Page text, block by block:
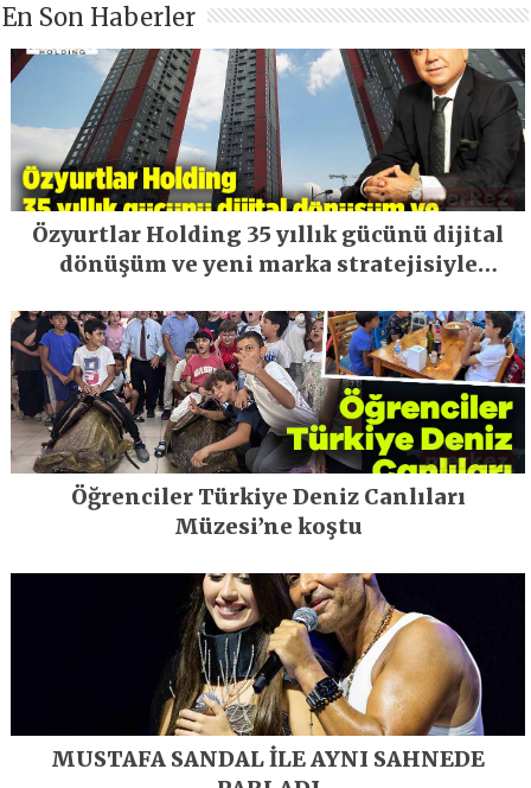
En Son Haberler
Özyurtlar Holding 35 yıllık gücünü dijital
dönüşüm ve yeni marka stratejisiyle
Öğrenciler Türkiye Deniz Canlıları
Müzesi’ne koştu
MUSTAFA SANDAL İLE AYNI SAHNEDE